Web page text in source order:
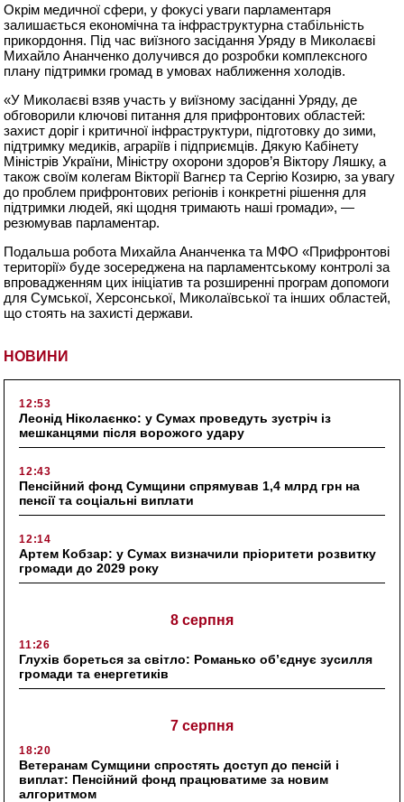
НОВИНИ
12:53
Леонід Ніколаєнко: у Сумах проведуть зустріч із
мешканцями після ворожого удару
12:43
Пенсійний фонд Сумщини спрямував 1,4 млрд грн на
пенсії та соціальні виплати
12:14
Артем Кобзар: у Сумах визначили пріоритети розвитку
громади до 2029 року
8 серпня
11:26
Глухів бореться за світло: Романько об’єднує зусилля
громади та енергетиків
7 серпня
18:20
Ветеранам Сумщини спростять доступ до пенсій і
виплат: Пенсійний фонд працюватиме за новим
алгоритмом
Окрім медичної сфери, у фокусі уваги парламентаря
залишається економічна та інфраструктурна стабільність
прикордоння. Під час виїзного засідання Уряду в Миколаєві
Михайло Ананченко долучився до розробки комплексного
плану підтримки громад в умовах наближення холодів.
«У Миколаєві взяв участь у виїзному засіданні Уряду, де
обговорили ключові питання для прифронтових областей:
захист доріг і критичної інфраструктури, підготовку до зими,
підтримку медиків, аграріїв і підприємців. Дякую Кабінету
Міністрів України, Міністру охорони здоров’я Віктору Ляшку, а
також своїм колегам Вікторії Вагнєр та Сергію Козирю, за увагу
до проблем прифронтових регіонів і конкретні рішення для
підтримки людей, які щодня тримають наші громади», —
резюмував парламентар.
Подальша робота Михайла Ананченка та МФО «Прифронтові
території» буде зосереджена на парламентському контролі за
впровадженням цих ініціатив та розширенні програм допомоги
для Сумської, Херсонської, Миколаївської та інших областей,
що стоять на захисті держави.